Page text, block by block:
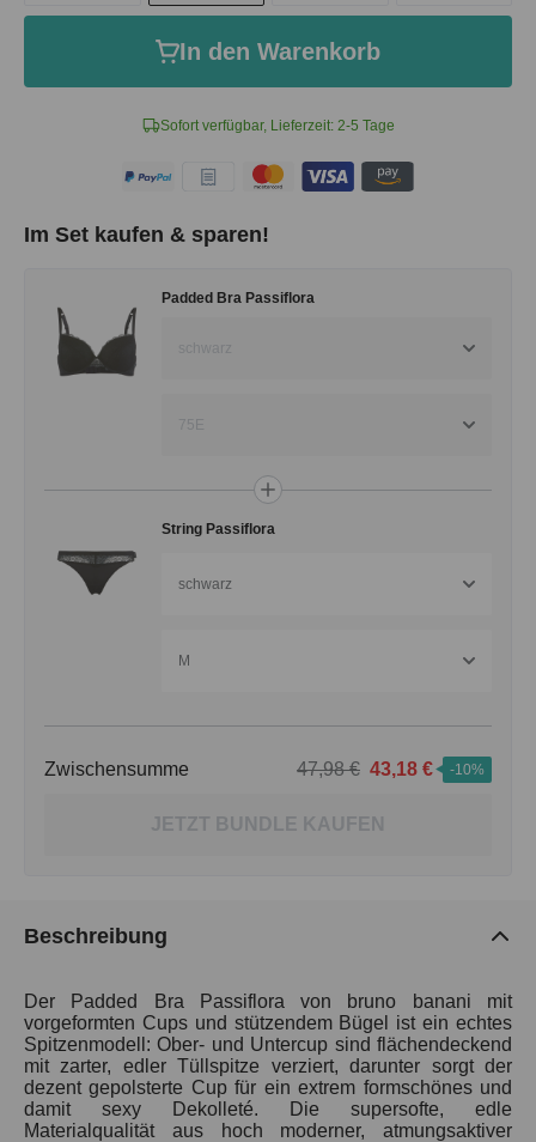
Sofort verfügbar, Lieferzeit: 2-5 Tage
In den Warenkorb
Im Set kaufen & sparen!
Padded Bra Passiflora
schwarz
75E
String Passiflora
schwarz
M
Zwischensumme 47,98 € 43,18 € -10%
JETZT BUNDLE KAUFEN
Beschreibung
Der Padded Bra Passiflora von bruno banani mit
vorgeformten Cups und stützendem Bügel ist ein echtes
Spitzenmodell: Ober- und Untercup sind flächendeckend
mit zarter, edler Tüllspitze verziert, darunter sorgt der
dezent gepolsterte Cup für ein extrem formschönes und
damit sexy Dekolleté. Die supersofte, edle
Materialqualität aus hoch moderner, atmungsaktiver